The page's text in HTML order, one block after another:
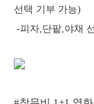
선택 기부 가능)
-피자,단팥,야채